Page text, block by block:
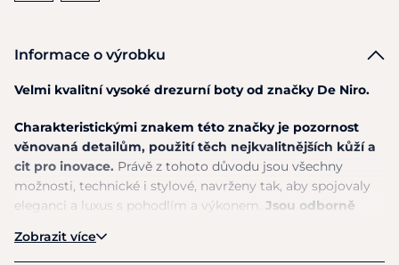
Informace o výrobku
Velmi kvalitní vysoké drezurní boty od značky De Niro.
Charakteristickými znakem této značky je pozornost
věnovaná detailům, použití těch nejkvalitnějších kůží a
cit pro inovace. Právě z tohoto důvodu jsou všechny
možnosti, technické i stylové, navrženy tak, aby spojovaly
eleganci a luxus s pohodlím a výkonem. Jsou odborně
řemeslníky, kteří jsou ponořeni do hrdé tradice výroby
Zobrazit více